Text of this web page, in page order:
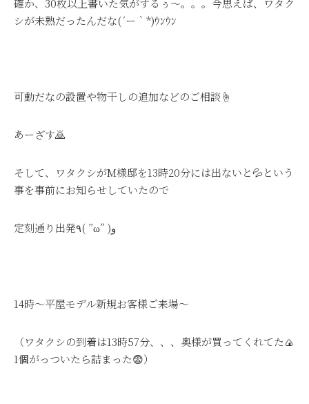
確か、30枚以上書いた気がするぅ～。。。今思えば、ワタク
シが未熟だったんだな(´ー｀*)ｳﾝｳﾝ
可動だなの設置や物干しの追加などのご相談☝
あーざす🙇
そして、ワタクシがM様邸を13時20分には出ないと💦という
事を事前にお知らせしていたので
定刻通り出発٩( ”ω” )و
14時～平屋モデル新規お客様ご来場～
（ワタクシの到着は13時57分、、、奥様が買ってくれてた🍙
1個がっついたら詰まった😨）